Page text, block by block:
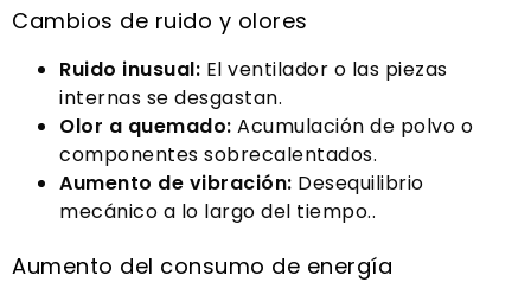
Cambios de ruido y olores
Ruido inusual: El ventilador o las piezas
internas se desgastan.
Olor a quemado: Acumulación de polvo o
componentes sobrecalentados.
Aumento de vibración: Desequilibrio
mecánico a lo largo del tiempo..
Aumento del consumo de energía